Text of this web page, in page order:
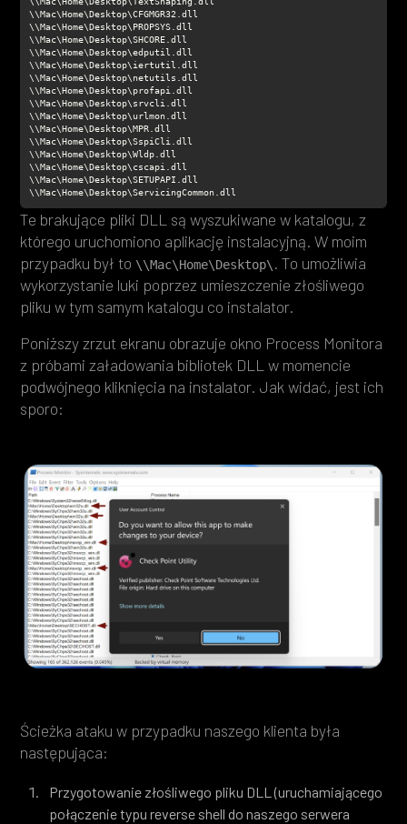
\\Mac\Home\Desktop\ServicingCommon.dll
Te brakujące pliki DLL są wyszukiwane w katalogu, z
którego uruchomiono aplikację instalacyjną. W moim
przypadku był to \\Mac\Home\Desktop\ . To umożliwia
wykorzystanie luki poprzez umieszczenie złośliwego
pliku w tym samym katalogu co instalator.
Poniższy zrzut ekranu obrazuje okno Process Monitora
z próbami załadowania bibliotek DLL w momencie
podwójnego kliknięcia na instalator. Jak widać, jest ich
sporo:
Ścieżka ataku w przypadku naszego klienta była
następująca:
Przygotowanie złośliwego pliku DLL (uruchamiającego
połączenie typu reverse shell do naszego serwera